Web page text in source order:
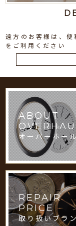
遠方のお客様は、
をご利用ください
ABOUT
オーバーホー
REPAIR
PRICE
取り扱いブラ